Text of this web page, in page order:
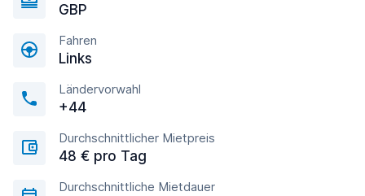
GBP
Fahren
Links
Ländervorwahl
+44
Durchschnittlicher Mietpreis
48 € pro Tag
Durchschnittliche Mietdauer